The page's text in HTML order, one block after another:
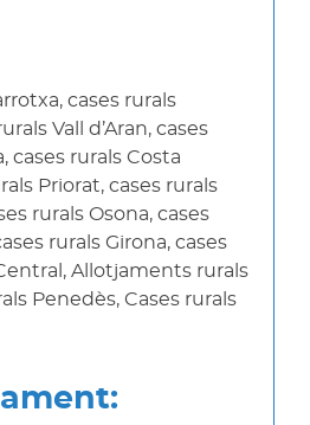
cases rurals
Vall d’Aran, cases
cases rurals Costa
Priorat, cases rurals
rurals Osona, cases
rurals Girona, cases
Allotjaments rurals
Penedès, Cases rurals